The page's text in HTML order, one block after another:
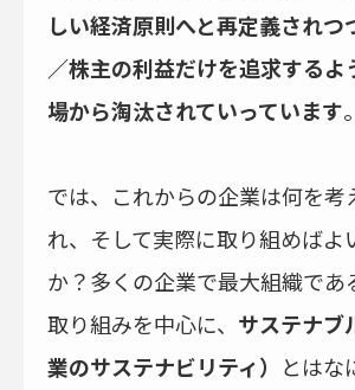
しい経済原則へと再定義されつ
／株主の利益だけを追求するよ
場から淘汰されていっています。
では、これからの企業は何を考
れ、そして実際に取り組めばよ
か？多くの企業で最大組織であ
取り組みを中心に、 サステナブ
業のサステナビリティ） とはな